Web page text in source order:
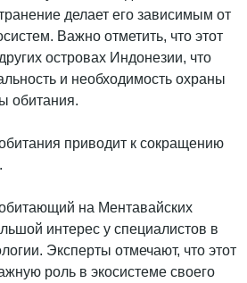
делает его зависимым от
Важно отметить, что этот
островах Индонезии, что
и необходимость охраны
обитания.
на Ментавайских
интерес у специалистов в
Эксперты отмечают, что этот
роль в экосистеме своего